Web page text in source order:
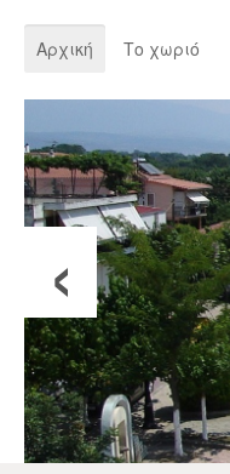
Αρχική Το χωριό
‹